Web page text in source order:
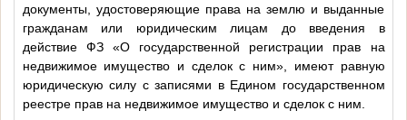
документы, удостоверяющие права на землю и выданные
гражданам или юридическим лицам до введения в
действие ФЗ «О государственной регистрации прав на
недвижимое имущество и сделок с ним», имеют равную
юридическую силу с записями в Едином государственном
реестре прав на недвижимое имущество и сделок с ним.